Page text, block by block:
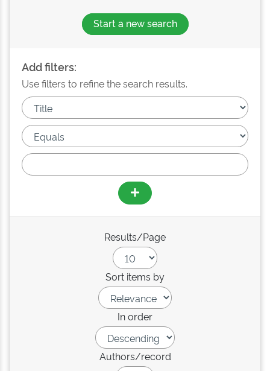
Start a new search
Add filters:
Use filters to refine the search results.
Results/Page
Sort items by
In order
Authors/record